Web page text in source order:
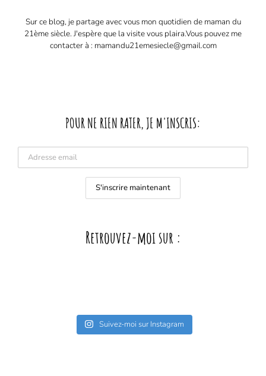
Sur ce blog, je partage avec vous mon quotidien de maman du
21ème siècle. J'espère que la visite vous plaira. ​ Vous pouvez me
contacter à : mamandu21emesiecle@gmail.com
POUR NE RIEN RATER, JE M'INSCRIS:
Retrouvez-moi sur :
Suivez-moi sur Instagram